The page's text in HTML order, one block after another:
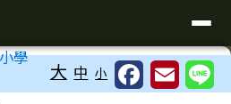
大 中 小